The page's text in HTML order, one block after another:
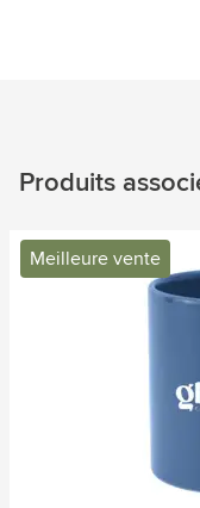
Produits
Meilleure vente